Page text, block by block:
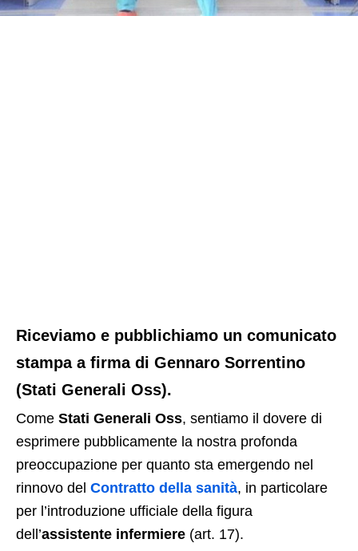
Riceviamo e pubblichiamo un comunicato
stampa a firma di Gennaro Sorrentino
(Stati Generali Oss).
Come Stati Generali Oss, sentiamo il dovere di
esprimere pubblicamente la nostra profonda
preoccupazione per quanto sta emergendo nel
rinnovo del Contratto della sanità, in particolare
per l’introduzione ufficiale della figura
dell’assistente infermiere (art. 17).